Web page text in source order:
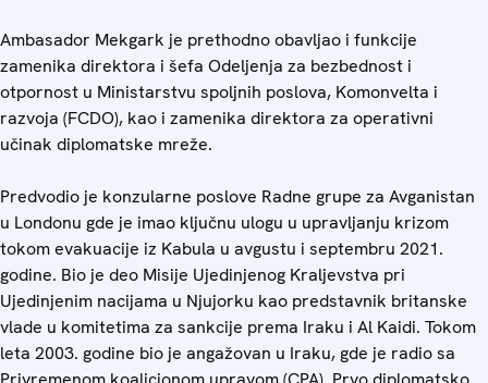
Ambasador Mekgark je prethodno obavljao i funkcije
zamenika direktora i šefa Odeljenja za bezbednost i
otpornost u Ministarstvu spoljnih poslova, Komonvelta i
razvoja (FCDO), kao i zamenika direktora za operativni
učinak diplomatske mreže.
Predvodio je konzularne poslove Radne grupe za Avganistan
u Londonu gde je imao ključnu ulogu u upravljanju krizom
tokom evakuacije iz Kabula u avgustu i septembru 2021.
godine. Bio je deo Misije Ujedinjenog Kraljevstva pri
Ujedinjenim nacijama u Njujorku kao predstavnik britanske
vlade u komitetima za sankcije prema Iraku i Al Kaidi. Tokom
leta 2003. godine bio je angažovan u Iraku, gde je radio sa